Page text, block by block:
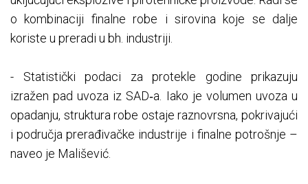
o kombinaciji finalne robe i sirovina koje se dalje
koriste u preradi u bh. industriji.
- Statistički podaci za protekle godine prikazuju
izražen pad uvoza iz SAD‑a. Iako je volumen uvoza u
opadanju, struktura robe ostaje raznovrsna, pokrivajući
i područja prerađivačke industrije i finalne potrošnje –
naveo je Mališević.